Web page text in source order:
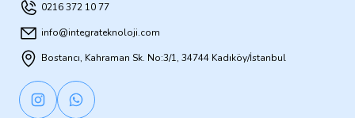
0216 372 10 77
info@integrateknoloji.com
Bostancı, Kahraman Sk. No:3/1, 34744 Kadıköy/İstanbul